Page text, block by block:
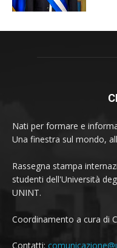
Nati per formare e
Una finestra sul mondo,
Rassegna stampa
studenti dell'Università
UNINT.
Coordinamento a cura di
Contatti: